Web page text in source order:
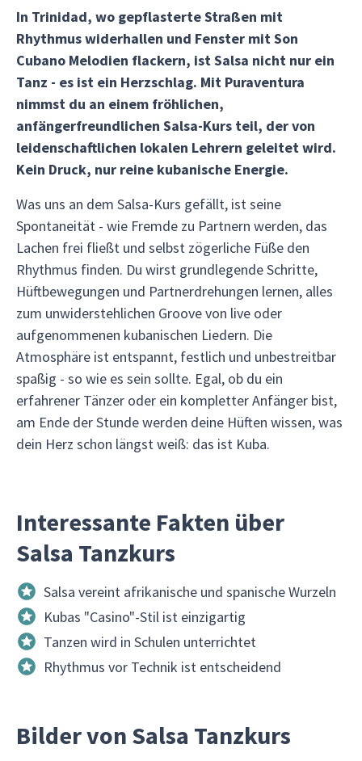
In Trinidad, wo gepflasterte Straßen mit
Rhythmus widerhallen und Fenster mit Son
Cubano Melodien flackern, ist Salsa nicht nur ein
Tanz - es ist ein Herzschlag. Mit Puraventura
nimmst du an einem fröhlichen,
anfängerfreundlichen Salsa-Kurs teil, der von
leidenschaftlichen lokalen Lehrern geleitet wird.
Kein Druck, nur reine kubanische Energie.
Was uns an dem Salsa-Kurs gefällt, ist seine
Spontaneität - wie Fremde zu Partnern werden, das
Lachen frei fließt und selbst zögerliche Füße den
Rhythmus finden. Du wirst grundlegende Schritte,
Hüftbewegungen und Partnerdrehungen lernen, alles
zum unwiderstehlichen Groove von live oder
aufgenommenen kubanischen Liedern. Die
Atmosphäre ist entspannt, festlich und unbestreitbar
spaßig - so wie es sein sollte. Egal, ob du ein
erfahrener Tänzer oder ein kompletter Anfänger bist,
am Ende der Stunde werden deine Hüften wissen, was
dein Herz schon längst weiß: das ist Kuba.
Interessante Fakten über
Salsa Tanzkurs
Salsa vereint afrikanische und spanische Wurzeln
Kubas "Casino"-Stil ist einzigartig
Tanzen wird in Schulen unterrichtet
Rhythmus vor Technik ist entscheidend
Bilder von Salsa Tanzkurs